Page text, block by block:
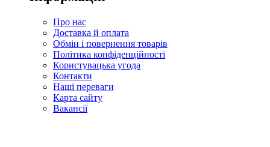
Про нас
Доставка й оплата
Обмін і повернення товарів
Політика конфіденційності
Користувацька угода
Контакти
Наші переваги
Карта сайту
Вакансії